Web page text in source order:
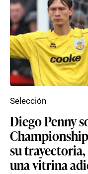
Diego Penny
su
una vitrina
Selección